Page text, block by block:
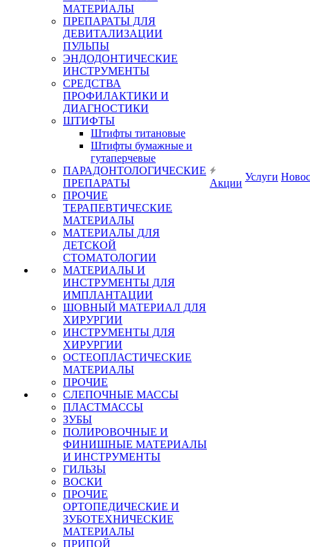
МАТЕРИАЛЫ
ПРЕПАРАТЫ ДЛЯ
ДЕВИТАЛИЗАЦИИ
ПУЛЬПЫ
ЭНДОДОНТИЧЕСКИЕ
ИНСТРУМЕНТЫ
СРЕДСТВА
ПРОФИЛАКТИКИ И
ДИАГНОСТИКИ
ШТИФТЫ
Штифты титановые
Штифты бумажные и
гутаперчевые
ПАРАДОНТОЛОГИЧЕСКИЕ
ПРЕПАРАТЫ
ПРОЧИЕ
ТЕРАПЕВТИЧЕСКИЕ
МАТЕРИАЛЫ
МАТЕРИАЛЫ ДЛЯ
ДЕТСКОЙ
СТОМАТОЛОГИИ
МАТЕРИАЛЫ И
ИНСТРУМЕНТЫ ДЛЯ
ИМПЛАНТАЦИИ
ШОВНЫЙ МАТЕРИАЛ ДЛЯ
ХИРУРГИИ
ИНСТРУМЕНТЫ ДЛЯ
ХИРУРГИИ
ОСТЕОПЛАСТИЧЕСКИЕ
МАТЕРИАЛЫ
ПРОЧИЕ
СЛЕПОЧНЫЕ МАССЫ
ПЛАСТМАССЫ
ЗУБЫ
ПОЛИРОВОЧНЫЕ И
ФИНИШНЫЕ МАТЕРИАЛЫ
И ИНСТРУМЕНТЫ
ГИЛЬЗЫ
ВОСКИ
ПРОЧИЕ
ОРТОПЕДИЧЕСКИЕ И
ЗУБОТЕХНИЧЕСКИЕ
МАТЕРИАЛЫ
ПРИПОЙ
Акции
Услуги